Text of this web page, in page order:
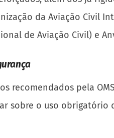
da Aviação Civil
de Aviação Civil) e
recomendados pela
sobre o uso